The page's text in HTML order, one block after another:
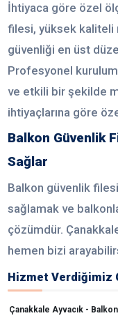
İhtiyaca göre özel
filesi, yüksek
güvenliği en üst
Profesyonel
ve etkili bir şekilde
ihtiyaçlarına göre
Balkon Güvenlik
Sağlar
Balkon güvenlik
sağlamak ve
çözümdür.
hemen bizi
Hizmet Verdiğimiz
Çanakkale Ayvacık -